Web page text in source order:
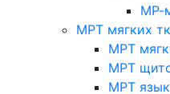
МР-
МРТ мягких
МРТ
МРТ
МРТ